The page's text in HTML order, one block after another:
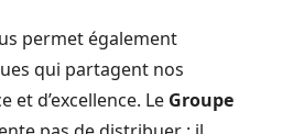
permet également
qui partagent nos
et d’excellence. Le Groupe